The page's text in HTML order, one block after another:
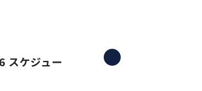
スケジュー